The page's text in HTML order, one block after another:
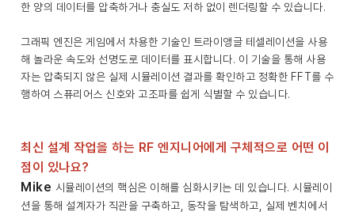
한 양의 데이터를 압축하거나 충실도 저하 없이 렌더링할 수 있습니다.
그래픽 엔진은 게임에서 차용한 기술인 트라이앵글 테셀레이션을 사용
해 놀라운 속도와 선명도로 데이터를 표시합니다. 이 기술을 통해 사용
자는 압축되지 않은 실제 시뮬레이션 결과를 확인하고 정확한 FFT를 수
행하여 스퓨리어스 신호와 고조파를 쉽게 식별할 수 있습니다.
최신 설계 작업을 하는 RF 엔지니어에게 구체적으로 어떤 이
점이 있나요?
Mike 시뮬레이션의 핵심은 이해를 심화시키는 데 있습니다. 시뮬레이
션을 통해 설계자가 직관을 구축하고, 동작을 탐색하고, 실제 벤치에서